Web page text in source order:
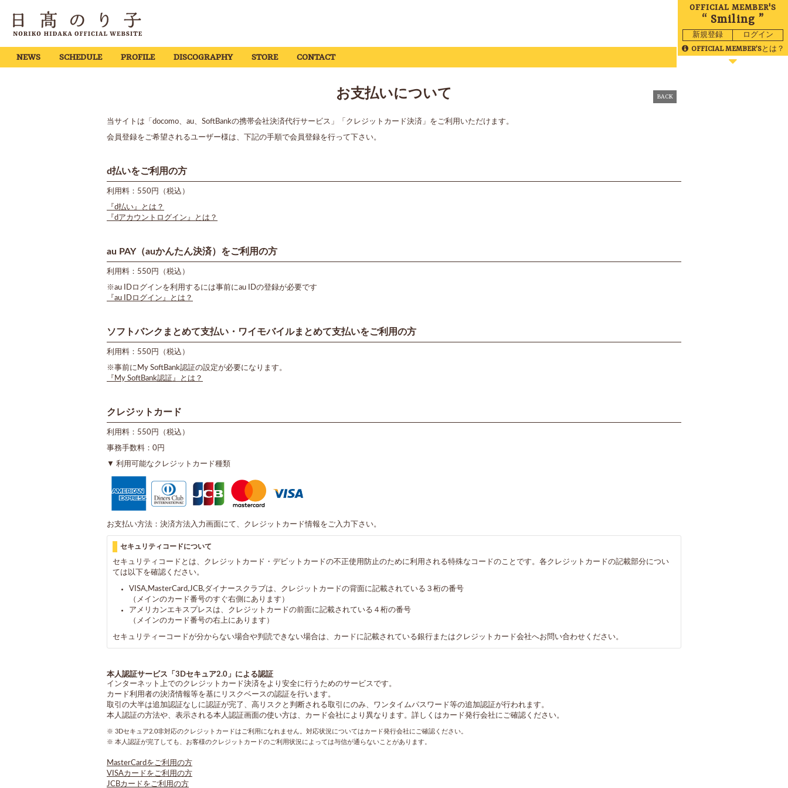
NEWS SCHEDULE PROFILE DISCOGRAPHY STORE CONTACT
OFFICIAL MEMBER'S
“ Smiling ”
新規登録 ログイン
OFFICIAL MEMBER’Sとは？
お支払いについて BACK
当サイトは「docomo、au、SoftBankの携帯会社決済代行サービス」「クレジットカード決済」をご利用いただけます。
会員登録をご希望されるユーザー様は、下記の手順で会員登録を行って下さい。
d払いをご利用の方
利用料：550円（税込）
『d払い』とは？
『dアカウントログイン』とは？
au PAY（auかんたん決済）をご利用の方
利用料：550円（税込）
※au IDログインを利用するには事前にau IDの登録が必要です
『au IDログイン』とは？
ソフトバンクまとめて支払い・ワイモバイルまとめて支払いをご利用の方
利用料：550円（税込）
※事前にMy SoftBank認証の設定が必要になります。
『My SoftBank認証』とは？
クレジットカード
利用料：550円（税込）
事務手数料：0円
利用可能なクレジットカード種類
お支払い方法：決済方法入力画面にて、クレジットカード情報をご入力下さい。
セキュリティコードについて
セキュリティコードとは、クレジットカード・デビットカードの不正使用防止のために利用される特殊なコードのことです。各クレジットカードの記載部分につい
ては以下を確認ください。
VISA,MasterCard,JCB,ダイナースクラブは、クレジットカードの背面に記載されている３桁の番号
（メインのカード番号のすぐ右側にあります）
アメリカンエキスプレスは、クレジットカードの前面に記載されている４桁の番号
（メインのカード番号の右上にあります）
セキュリティーコードが分からない場合や判読できない場合は、カードに記載されている銀行またはクレジットカード会社へお問い合わせください。
本人認証サービス「3Dセキュア2.0」による認証
インターネット上でのクレジットカード決済をより安全に行うためのサービスです。
カード利用者の決済情報等を基にリスクベースの認証を行います。
取引の大半は追加認証なしに認証が完了、高リスクと判断される取引にのみ、ワンタイムパスワード等の追加認証が行われます。
本人認証の方法や、表示される本人認証画面の使い方は、カード会社により異なります。詳しくはカード発行会社にご確認ください。
※ 3Dセキュア2.0非対応のクレジットカードはご利用になれません。対応状況についてはカード発行会社にご確認ください。
※ 本人認証が完了しても、お客様のクレジットカードのご利用状況によっては与信が通らないことがあります。
MasterCardをご利用の方
VISAカードをご利用の方
JCBカードをご利用の方